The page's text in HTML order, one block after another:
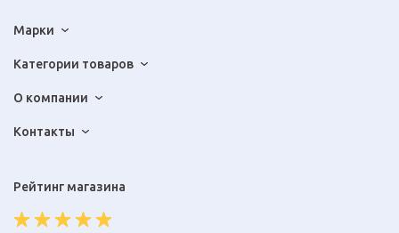
Марки
Категории товаров
О компании
Контакты
Рейтинг магазина